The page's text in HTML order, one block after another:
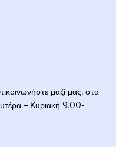
μαζί μας, στα
– Κυριακή 9.00-